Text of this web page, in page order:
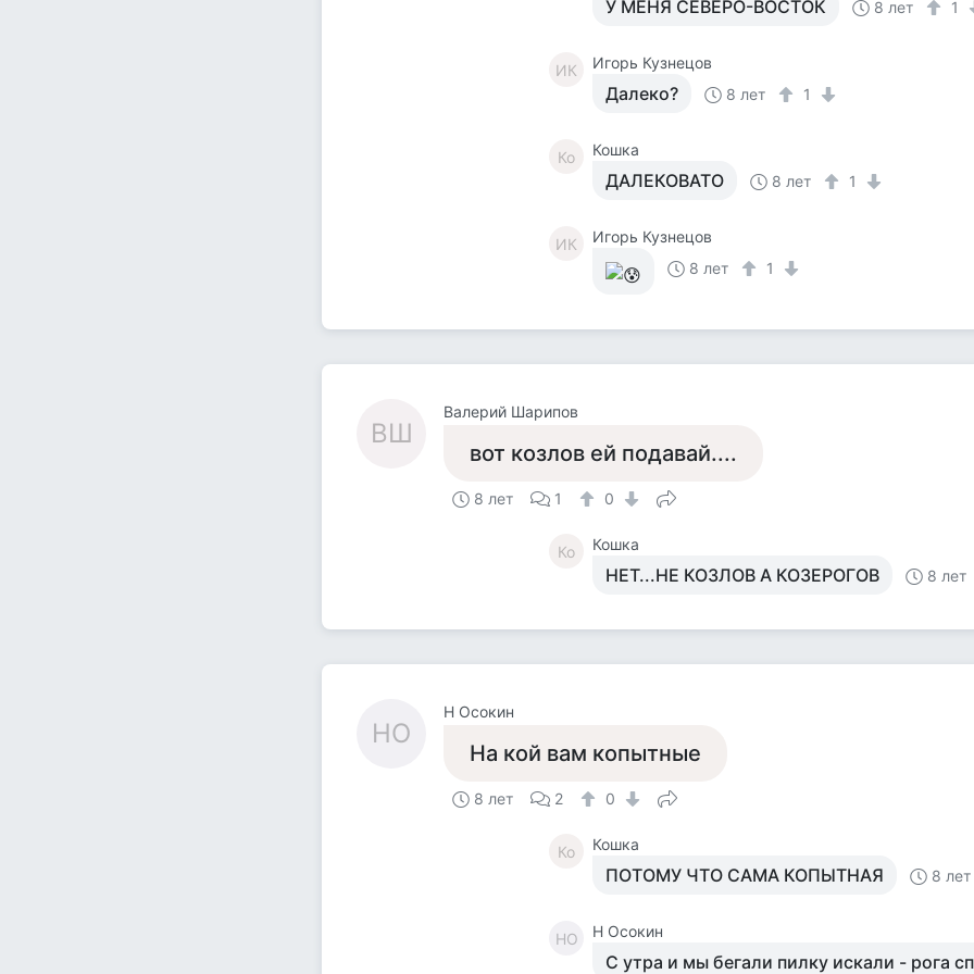
У МЕНЯ СЕВЕРО-ВОСТОК 8 лет 1
ИК Игорь Кузнецов
Далеко? 8 лет 1
Ко Кошка
ДАЛЕКОВАТО 8 лет 1
ИК
Игорь Кузнецов
8 лет
1
ВШ
Валерий Шарипов
вот козлов ей подавай....
8 лет 1 0
Ко Кошка
НЕТ...НЕ КОЗЛОВ А КОЗЕРОГОВ 8 лет
НО
Н Осокин
На кой вам копытные
8 лет 2 0
Ко Кошка
ПОТОМУ ЧТО САМА КОПЫТНАЯ 8 лет
НО Н Осокин
С утра и мы бегали пилку искали - рога